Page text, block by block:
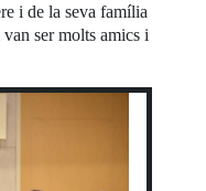
i de la seva família
ser molts amics i